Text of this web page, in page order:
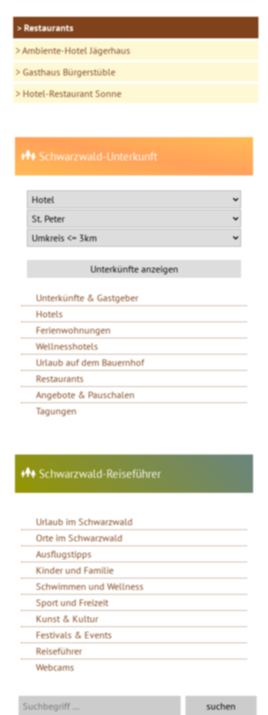
Restaurants
Ambiente-Hotel Jägerhaus
Gasthaus Bürgerstüble
Hotel-Restaurant Sonne
Schwarzwald-Unterkunft
Unterkünfte & Gastgeber
Hotels
Ferienwohnungen
Wellnesshotels
Urlaub auf dem Bauernhof
Restaurants
Angebote & Pauschalen
Tagungen
Schwarzwald-Reiseführer
Urlaub im Schwarzwald
Orte im Schwarzwald
Ausflugstipps
Kinder und Familie
Schwimmen und Wellness
Sport und Freizeit
Kunst & Kultur
Festivals & Events
Reiseführer
Webcams